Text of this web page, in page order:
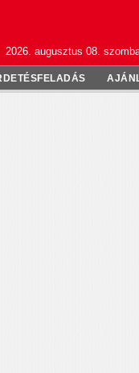
2026. augusztus 08.